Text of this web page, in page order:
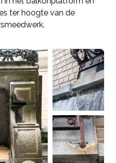
ter hoogte van de